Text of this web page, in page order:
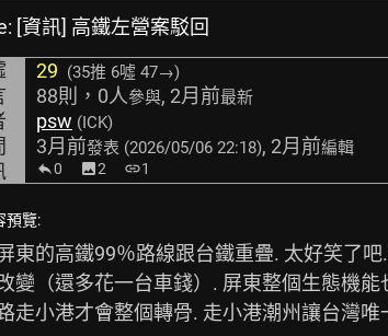
[資訊] 高鐵左營案駁回
29 (35推 6噓 47→)
88則，0人參與, 2月前最新
psw (ICK)
3月前發表 (2026/05/06 22:18), 2月前編輯
0 image2 link1
預覽:
東的高鐵99％路線跟台鐵重疊. 太好笑了
變（還多花一台車錢）. 屏東整個生態機
走小港才會整個轉骨. 走小港潮州讓台灣唯